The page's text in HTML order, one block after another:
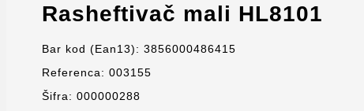
Rasheftivač mali HL8101
Bar kod (Ean13): 3856000486415
Referenca: 003155
Šifra: 000000288